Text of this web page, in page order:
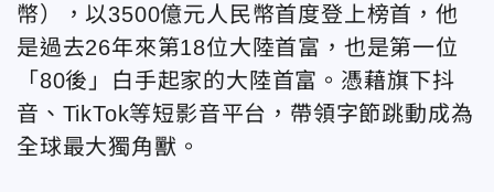
幣），以3500億元人民幣首度登上榜首，他
是過去26年來第18位大陸首富，也是第一位
「80後」白手起家的大陸首富。憑藉旗下抖
音、TikTok等短影音平台，帶領字節跳動成為
全球最大獨角獸。